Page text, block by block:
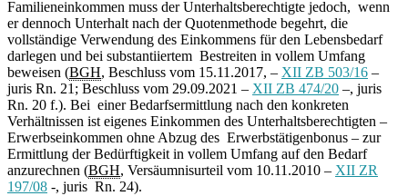
Familieneinkommen muss der Unterhaltsberechtigte jedoch, wenn
er dennoch Unterhalt nach der Quotenmethode begehrt, die
vollständige Verwendung des Einkommens für den Lebensbedarf
darlegen und bei substantiiertem Bestreiten in vollem Umfang
beweisen (BGH, Beschluss vom 15.11.2017, – XII ZB 503/16 –
juris Rn. 21; Beschluss vom 29.09.2021 – XII ZB 474/20 –, juris
Rn. 20 f.). Bei einer Bedarfsermittlung nach den konkreten
Verhältnissen ist eigenes Einkommen des Unterhaltsberechtigten –
Erwerbseinkommen ohne Abzug des Erwerbstätigenbonus – zur
Ermittlung der Bedürftigkeit in vollem Umfang auf den Bedarf
anzurechnen (BGH, Versäumnisurteil vom 10.11.2010 – XII ZR
197/08 -, juris Rn. 24).